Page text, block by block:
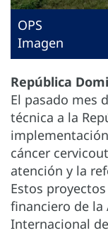
OPS
Imagen
República
El pasado mes
técnica a la
cáncer
atención y la
Estos
financiero de la
Internacional